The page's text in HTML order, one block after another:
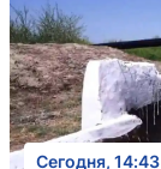
Сегодня, 14:43